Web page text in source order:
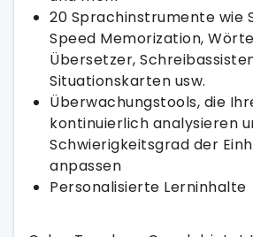
20 Sprachinstrumente wie
Speed Memorization,
Übersetzer,
Situationskarten usw.
Überwachungstools, die
kontinuierlich analysieren
Schwierigkeitsgrad der
anpassen
Personalisierte Lerninhalte